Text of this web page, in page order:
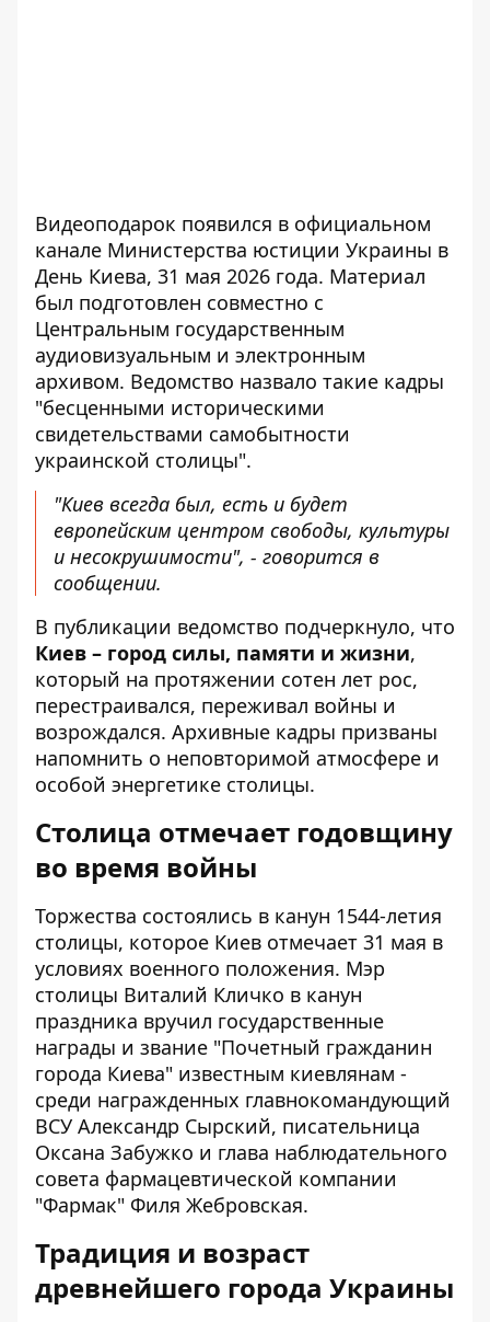
Видеоподарок появился в официальном
канале Министерства юстиции Украины в
День Киева, 31 мая 2026 года. Материал
был подготовлен совместно с
Центральным государственным
аудиовизуальным и электронным
архивом. Ведомство назвало такие кадры
"бесценными историческими
свидетельствами самобытности
украинской столицы".
"Киев всегда был, есть и будет
европейским центром свободы, культуры
и несокрушимости", - говорится в
сообщении.
В публикации ведомство подчеркнуло, что
Киев – город силы, памяти и жизни,
который на протяжении сотен лет рос,
перестраивался, переживал войны и
возрождался. Архивные кадры призваны
напомнить о неповторимой атмосфере и
особой энергетике столицы.
Столица отмечает годовщину
во время войны
Торжества состоялись в канун 1544-летия
столицы, которое Киев отмечает 31 мая в
условиях военного положения. Мэр
столицы Виталий Кличко в канун
праздника вручил государственные
награды и звание "Почетный гражданин
города Киева" известным киевлянам -
среди награжденных главнокомандующий
ВСУ Александр Сырский, писательница
Оксана Забужко и глава наблюдательного
совета фармацевтической компании
"Фармак" Филя Жебровская.
Традиция и возраст
древнейшего города Украины